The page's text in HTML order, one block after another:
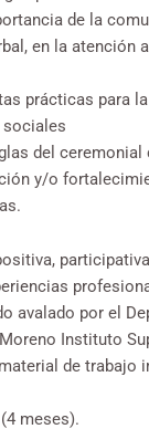
de la
en la atención
prácticas para
del ceremonial
y/o
avalado por el
Instituto
de trabajo
meses).